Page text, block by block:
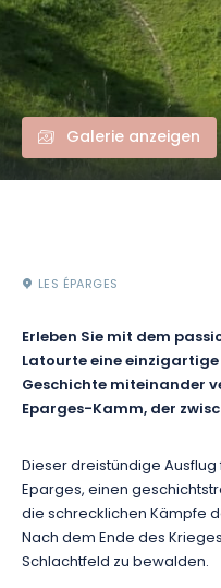
Galerie anzeigen
LES ÉPARGES
Erleben Sie mit dem
Latourte eine
Geschichte miteinander
Eparges-Kamm, der
Dieser dreistündige
Eparges, einen
die schrecklichen Kämpfe
Nach dem Ende des
Schlachtfeld zu bewalden.